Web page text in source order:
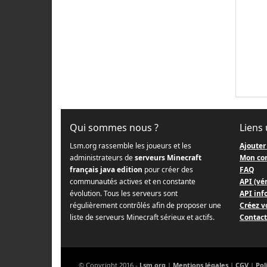
Qui sommes nous ?
Lsm.org rassemble les joueurs et les
administrateurs deserveurs Minecraft
français java edition pour créer des
communautés actives et en constante
évolution. Tous les serveurs sont
régulièrement contrôlés afin de proposer une
liste de serveurs Minecraft sérieux et actifs.
Mon
FAQ
API
API
Créez
Contact
© Copyright 2016 - Lsm.org | Mentions légales | CGV |